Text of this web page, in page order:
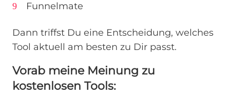
Funnelmate
Dann triffst Du eine Entscheidung, welches
Tool aktuell am besten zu Dir passt.
Vorab meine Meinung zu
kostenlosen Tools: